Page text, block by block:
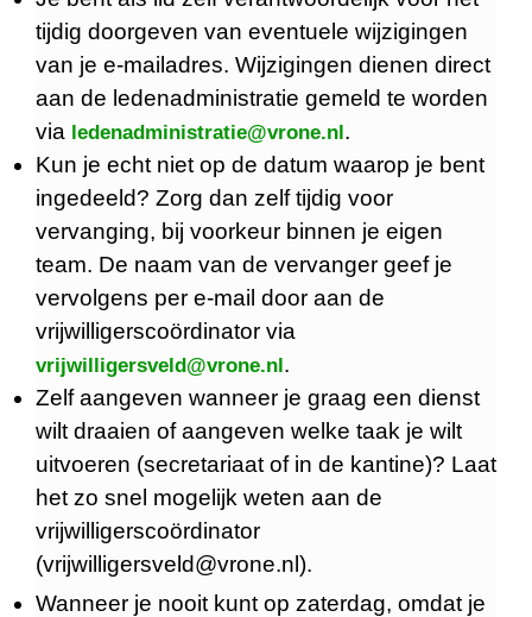
tijdig doorgeven van eventuele wijzigingen
van je e-mailadres. Wijzigingen dienen direct
aan de ledenadministratie gemeld te worden
via ledenadministratie@vrone.nl.
Kun je echt niet op de datum waarop je bent
ingedeeld? Zorg dan zelf tijdig voor
vervanging, bij voorkeur binnen je eigen
team. De naam van de vervanger geef je
vervolgens per e-mail door aan de
vrijwilligerscoördinator via
vrijwilligersveld@vrone.nl.
Zelf aangeven wanneer je graag een dienst
wilt draaien of aangeven welke taak je wilt
uitvoeren (secretariaat of in de kantine)? Laat
het zo snel mogelijk weten aan de
vrijwilligerscoördinator
(vrijwilligersveld@vrone.nl).
Wanneer je nooit kunt op zaterdag, omdat je